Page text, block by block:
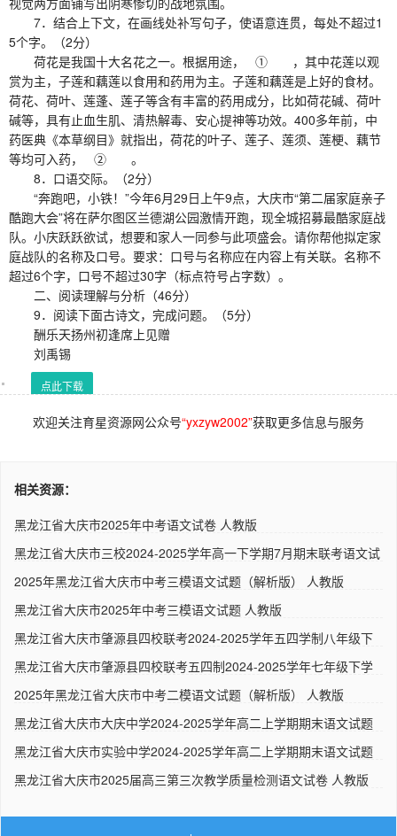
7．结合上下文，在画线处补写句子，使语意连贯，每处不超过1
5个字。（2分）
荷花是我国十大名花之一。根据用途， ① ，其中花莲以观
赏为主，子莲和藕莲以食用和药用为主。子莲和藕莲是上好的食材。
荷花、荷叶、莲蓬、莲子等含有丰富的药用成分，比如荷花碱、荷叶
碱等，具有止血生肌、清热解毒、安心提神等功效。400多年前，中
药医典《本草纲目》就指出，荷花的叶子、莲子、莲须、莲梗、藕节
等均可入药， ② 。
8．口语交际。（2分）
“奔跑吧，小铁！”今年6月29日上午9点，大庆市“第二届家庭亲子
酷跑大会”将在萨尔图区兰德湖公园激情开跑，现全城招募最酷家庭战
队。小庆跃跃欲试，想要和家人一同参与此项盛会。请你帮他拟定家
庭战队的名称及口号。要求：口号与名称应在内容上有关联。名称不
超过6个字，口号不超过30字（标点符号占字数）。
二、阅读理解与分析（46分）
9．阅读下面古诗文，完成问题。（5分）
酬乐天扬州初逢席上见赠
刘禹锡
点此下载
欢迎关注育星资源网公众号“yxzyw2002”获取更多信息与服务
相关资源：
黑龙江省大庆市2025年中考语文试卷 人教版
黑龙江省大庆市三校2024-2025学年高一下学期7月期末联考语文试
2025年黑龙江省大庆市中考三模语文试题（解析版） 人教版
黑龙江省大庆市2025年中考三模语文试题 人教版
黑龙江省大庆市肇源县四校联考2024-2025学年五四学制八年级下
黑龙江省大庆市肇源县四校联考五四制2024-2025学年七年级下学
2025年黑龙江省大庆市中考二模语文试题（解析版） 人教版
黑龙江省大庆市大庆中学2024-2025学年高二上学期期末语文试题
黑龙江省大庆市实验中学2024-2025学年高二上学期期末语文试题
黑龙江省大庆市2025届高三第三次教学质量检测语文试卷 人教版